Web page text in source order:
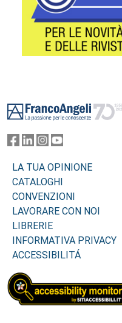
LA TUA OPINIONE
CATALOGHI
CONVENZIONI
LAVORARE CON NOI
LIBRERIE
INFORMATIVA PRIVACY
ACCESSIBILITÁ